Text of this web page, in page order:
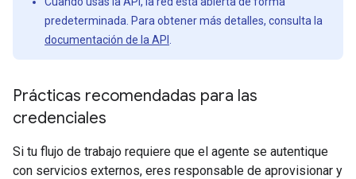
predeterminada. Para obtener más detalles, consulta la
documentación de la API
Prácticas recomendadas para las
credenciales
Si tu flujo de trabajo requiere que el agente se autentique
con servicios externos, eres responsable de aprovisionar y